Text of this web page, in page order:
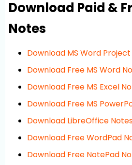
Download Paid &
Notes
Download MS Word Project
Download Free MS Word
Download Free MS Excel
Download Free MS
Download LibreOffice
Download Free WordPad
Download Free NotePad